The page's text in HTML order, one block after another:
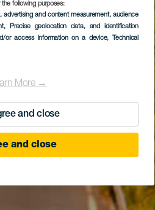
following purposes:
advertising and content measurement, audience
, Precise geolocation data, and identification
or access information on a device, Technical
More →
and close
and close